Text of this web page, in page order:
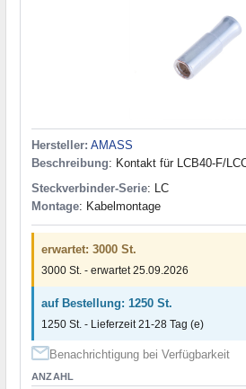
Hersteller: AMASS
Beschreibung: Kontakt für LCB40-F/
Steckverbinder-Serie: LC
Montage: Kabelmontage
erwartet: 3000 St.
3000 St. - erwartet 25.09.2026
auf Bestellung: 1250 St.
1250 St. - Lieferzeit 21-28 Tag (e)
Benachrichtigung bei Verfügbarkeit
ANZAHL